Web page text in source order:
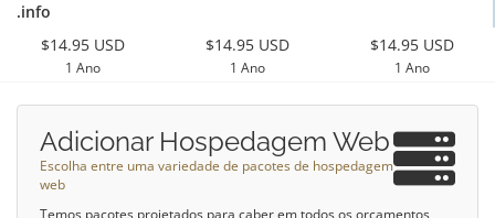
.info
$14.95 USD
1 Ano
$14.95 USD
1 Ano
$14.95 USD
1 Ano
Adicionar Hospedagem Web
Escolha entre uma variedade de pacotes de hospedagem
web
Temos pacotes projetados para caber em todos os orçamentos